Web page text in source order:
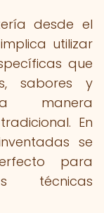
desde el
utilizar
que
sabores y
manera
En
se
para
técnicas